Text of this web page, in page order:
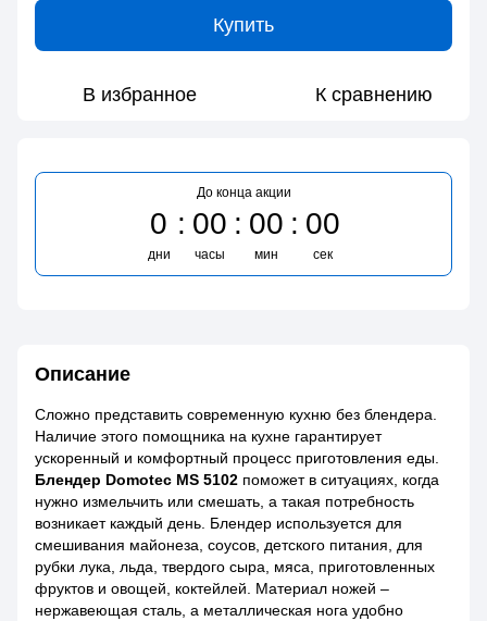
Купить
В избранное К сравнению
До конца акции
0
дни
00
часы
00
мин
00
сек
Описание
Сложно представить современную кухню без блендера.
Наличие этого помощника на кухне гарантирует
ускоренный и комфортный процесс приготовления еды.
Блендер Domotec MS 5102 поможет в ситуациях, когда
нужно измельчить или смешать, а такая потребность
возникает каждый день. Блендер используется для
смешивания майонеза, соусов, детского питания, для
рубки лука, льда, твердого сыра, мяса, приготовленных
фруктов и овощей, коктейлей. Материал ножей –
нержавеющая сталь, а металлическая нога удобно